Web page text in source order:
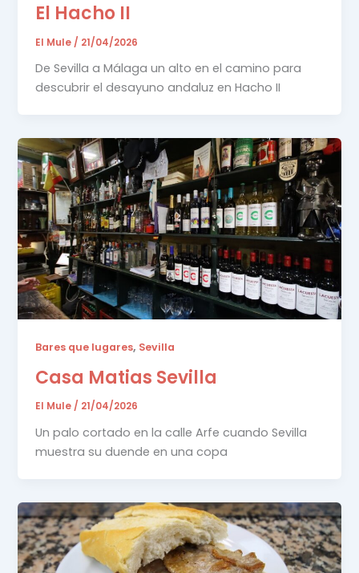
El Hacho II
El Mule / 21/04/2026
De Sevilla a Málaga un alto en el camino para
descubrir el desayuno andaluz en Hacho II
Bares que lugares, Sevilla
Casa Matias Sevilla
El Mule / 21/04/2026
Un palo cortado en la calle Arfe cuando Sevilla
muestra su duende en una copa